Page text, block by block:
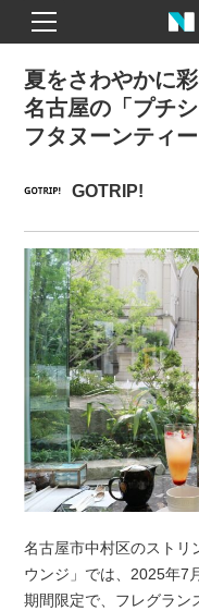
GOTRIP!
夏をさわやかに
名古屋の「プチ
フタヌーンティー
名古屋市中村区のストリ
ウンジ」では、2025年7
期間限定で、フレグラン